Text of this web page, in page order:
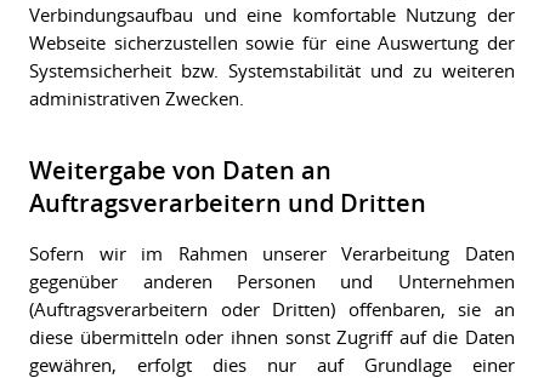
Verbindungsaufbau und eine komfortable Nutzung der
Webseite sicherzustellen sowie für eine Auswertung der
Systemsicherheit bzw. Systemstabilität und zu weiteren
administrativen Zwecken.
Weitergabe von Daten an
Auftragsverarbeitern und Dritten
Sofern wir im Rahmen unserer Verarbeitung Daten
gegenüber anderen Personen und Unternehmen
(Auftragsverarbeitern oder Dritten) offenbaren, sie an
diese übermitteln oder ihnen sonst Zugriff auf die Daten
gewähren, erfolgt dies nur auf Grundlage einer